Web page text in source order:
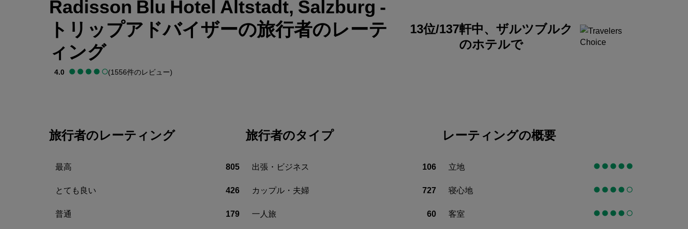
トリップアドバイザーの旅行者のレーテ
ィング
4.0 (1556件のレビュー)
13位/137軒中、ザルツブルク
のホテルで
旅行者のレーティング
最高
805
とても良い
426
普通
179
旅行者のタイプ
出張・ビジネス
106
カップル・夫婦
727
一人旅
60
レーティングの概要
立地
寝心地
客室